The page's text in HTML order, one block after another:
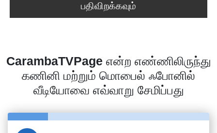
பதிவிறக்கவும்
CarambaTVPage என்ற எண்ணிலிருந்து
கணினி மற்றும் மொபைல் ஃபோனில்
வீடியோவை எவ்வாறு சேமிப்பது